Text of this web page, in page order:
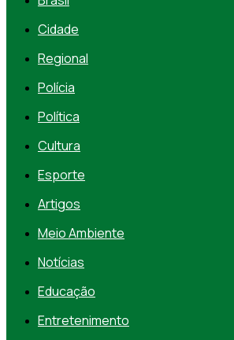
Cidade
Regional
Polícia
Política
Cultura
Esporte
Artigos
Meio Ambiente
Notícias
Educação
Entretenimento